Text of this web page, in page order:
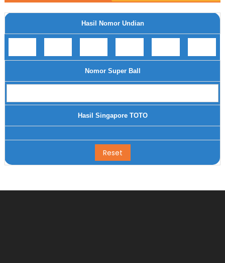
Hasil Nomor Undian
Nomor Super Ball
Hasil Singapore TOTO